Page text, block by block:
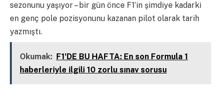
sezonunu yaşıyor – bir gün önce F1’in şimdiye kadarki
en genç pole pozisyonunu kazanan pilot olarak tarih
yazmıştı.
Okumak: F1'DE BU HAFTA: En son Formula 1
haberleriyle ilgili 10 zorlu sınav sorusu